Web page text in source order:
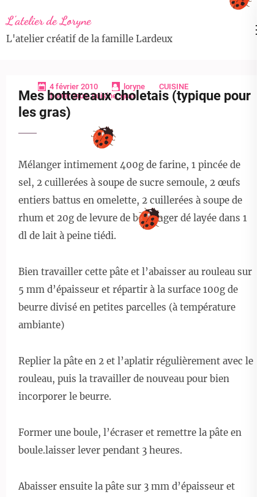
au
contenu
L'atelier de Loryne
L'atelier créatif de la famille Lardeux
4 février 2010 loryne
CUISINE
bottereaux,cuisine,gras
Mes bottereaux choletais (typique pour
les gras)
Mélanger intimement 400g de farine, 1 pincée de
sel, 2 cuillerées à soupe de sucre semoule, 2 œufs
entiers battus en omelette, 2 cuillerées à soupe de
rhum et 20g de levure de boulanger dé layée dans 1
dl de lait à peine tiédi.
Bien travailler cette pâte et l’abaisser au rouleau sur
5 mm d’épaisseur et répartir à la surface 100g de
beurre divisé en petites parcelles (à température
ambiante)
Replier la pâte en 2 et l’aplatir régulièrement avec le
rouleau, puis la travailler de nouveau pour bien
incorporer le beurre.
Former une boule, l’écraser et remettre la pâte en
boule.laisser lever pendant 3 heures.
Abaisser ensuite la pâte sur 3 mm d’épaisseur et